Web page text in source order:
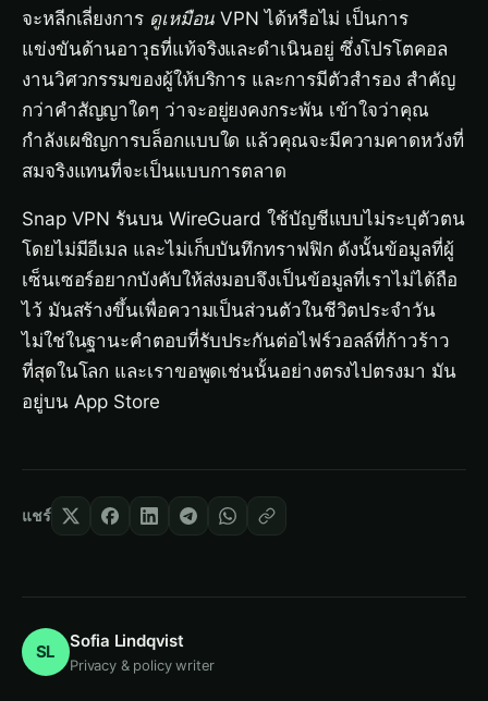
จะหลีกเลี่ยงการ ดูเหมือน VPN ได้หรือไม่ เป็นการ
แข่งขันด้านอาวุธที่แท้จริงและดำเนินอยู่ ซึ่งโปรโตคอล
งานวิศวกรรมของผู้ให้บริการ และการมีตัวสำรอง สำคัญ
กว่าคำสัญญาใดๆ ว่าจะอยู่ยงคงกระพัน เข้าใจว่าคุณ
กำลังเผชิญการบล็อกแบบใด แล้วคุณจะมีความคาดหวังที่
สมจริงแทนที่จะเป็นแบบการตลาด
Snap VPN รันบน WireGuard ใช้บัญชีแบบไม่ระบุตัวตน
โดยไม่มีอีเมล และไม่เก็บบันทึกทราฟฟิก ดังนั้นข้อมูลที่ผู้
เซ็นเซอร์อยากบังคับให้ส่งมอบจึงเป็นข้อมูลที่เราไม่ได้ถือ
ไว้ มันสร้างขึ้นเพื่อความเป็นส่วนตัวในชีวิตประจำวัน
ไม่ใช่ในฐานะคำตอบที่รับประกันต่อไฟร์วอลล์ที่ก้าวร้าว
ที่สุดในโลก และเราขอพูดเช่นนั้นอย่างตรงไปตรงมา มัน
อยู่บน App Store
แชร์
SL
Sofia Lindqvist
Privacy & policy writer